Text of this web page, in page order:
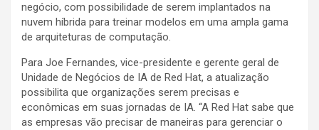
negócio, com possibilidade de serem implantados na
nuvem híbrida para treinar modelos em uma ampla gama
de arquiteturas de computação.
Para Joe Fernandes, vice-presidente e gerente geral de
Unidade de Negócios de IA de Red Hat, a atualização
possibilita que organizações serem precisas e
econômicas em suas jornadas de IA. “A Red Hat sabe que
as empresas vão precisar de maneiras para gerenciar o